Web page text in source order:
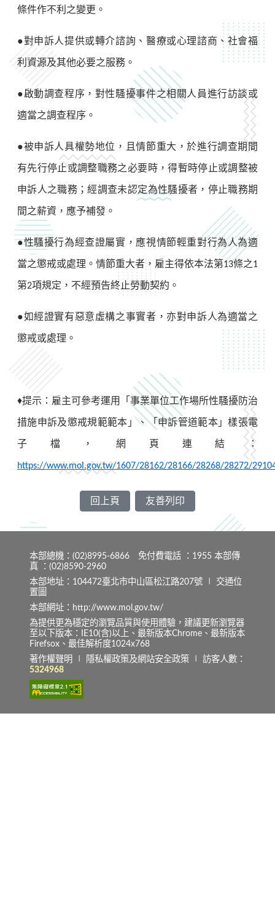
條件作不利之變更。
●對申訴人提供或轉介諮詢、醫療或心理諮商、社會福
利資源及其他必要之服務。
●啟動調查程序，對性騷擾事件之相關人員進行訪談或
適當之調查程序。
●被申訴人具權勢地位，且情節重大，於進行調查期間
有先行停止或調整職務之必要時，得暫時停止或調整被
申訴人之職務；經調查未認定為性騷擾者，停止職務期
間之薪資，應予補發。
●性騷擾行為經查證屬實，應視情節輕重對行為人為適
當之懲戒或處理。情節重大者，雇主得依本法第13條之1
第2項規定，不經預告終止勞動契約。
●如經證實有惡意虛構之事實者，亦對申訴人為適當之
懲戒或處理。
♦提示：雇主可參考運用「事業單位工作場所性騷擾防治
措施申訴及懲戒規範範本」、「申訴管道範本」樣張電
子檔，網頁連結：
https://www.mol.gov.tw/1607/28162/28166/28268/28272/
回上頁 友善列印
本部總機：(02)8995-6866 免付費電話 ：1955 本部傳
真 ：(02)8590-2960
本部地址：104472臺北市中山區松江路207號 ∣ 交通位
置圖
本部網址：http://www.mol.gov.tw/
為提供更為穩定的瀏覽品質與使用體驗，建議更新瀏覽器
至以下版本：IE10(含)以上、最新版本Chrome、最新版本
Firefsox、最佳解析度1024x768
著作權聲明 ∣ 隱私權政策及網站安全政策 ∣ 訪客人數：
5324968